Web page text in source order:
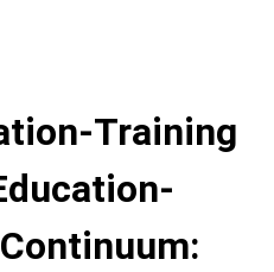
Training